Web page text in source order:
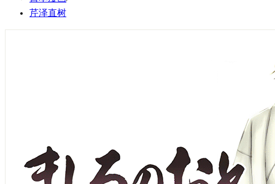
芹泽直树